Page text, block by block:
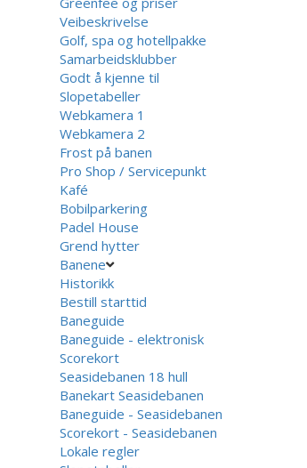
Veibeskrivelse
Golf, spa og hotellpakke
Samarbeidsklubber
Godt å kjenne til
Slopetabeller
Webkamera 1
Webkamera 2
Frost på banen
Pro Shop / Servicepunkt
Kafé
Bobilparkering
Padel House
Grend hytter
Banene
Historikk
Bestill starttid
Baneguide
Baneguide - elektronisk
Scorekort
Seasidebanen 18 hull
Banekart Seasidebanen
Baneguide - Seasidebanen
Scorekort - Seasidebanen
Lokale regler